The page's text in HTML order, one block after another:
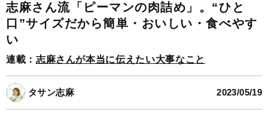
志麻さん流「ピーマンの肉詰め」。“ひと
口”サイズだから簡単・おいしい・食べやす
い
連載： 志麻さんが本当に伝えたい大事なこと
タサン志麻 2023/05/19